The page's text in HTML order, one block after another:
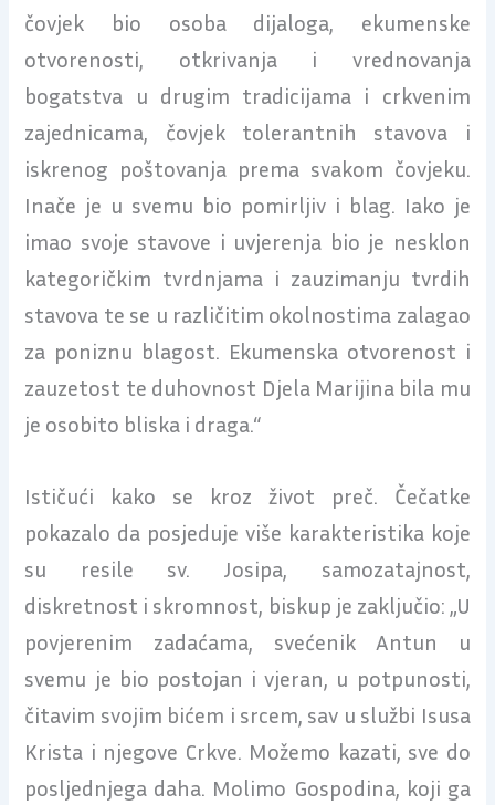
čovjek bio osoba dijaloga, ekumenske
otvorenosti, otkrivanja i vrednovanja
bogatstva u drugim tradicijama i crkvenim
zajednicama, čovjek tolerantnih stavova i
iskrenog poštovanja prema svakom čovjeku.
Inače je u svemu bio pomirljiv i blag. Iako je
imao svoje stavove i uvjerenja bio je nesklon
kategoričkim tvrdnjama i zauzimanju tvrdih
stavova te se u različitim okolnostima zalagao
za poniznu blagost. Ekumenska otvorenost i
zauzetost te duhovnost Djela Marijina bila mu
je osobito bliska i draga.“
Ističući kako se kroz život preč. Čečatke
pokazalo da posjeduje više karakteristika koje
su resile sv. Josipa, samozatajnost,
diskretnost i skromnost, biskup je zaključio: „U
povjerenim zadaćama, svećenik Antun u
svemu je bio postojan i vjeran, u potpunosti,
čitavim svojim bićem i srcem, sav u službi Isusa
Krista i njegove Crkve. Možemo kazati, sve do
posljednjega daha. Molimo Gospodina, koji ga